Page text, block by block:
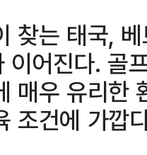
찾는 태국,
이어진다. 골
매우 유리한
조건에 가깝